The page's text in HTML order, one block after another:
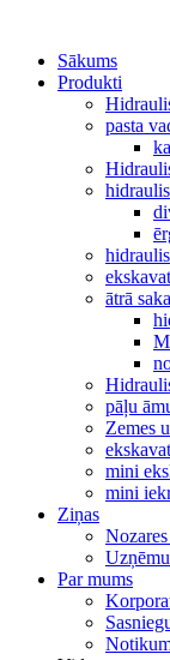
Sākums
Produkti
pasta
ātrā
pāļu
Zemes
mini
mini
Ziņas
Par mums